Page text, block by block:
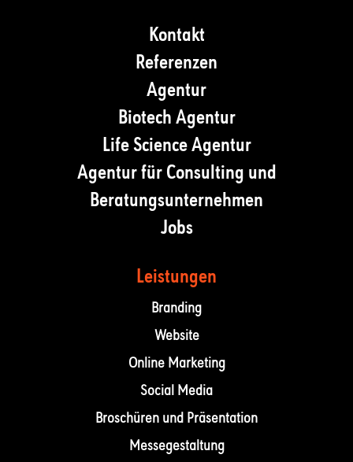
Kontakt
Referenzen
Agentur
Biotech Agentur
Life Science Agentur
Agentur für Consulting und
Beratungsunternehmen
Jobs
Leistungen
Branding
Website
Online Marketing
Social Media
Broschüren und Präsentation
Messegestaltung